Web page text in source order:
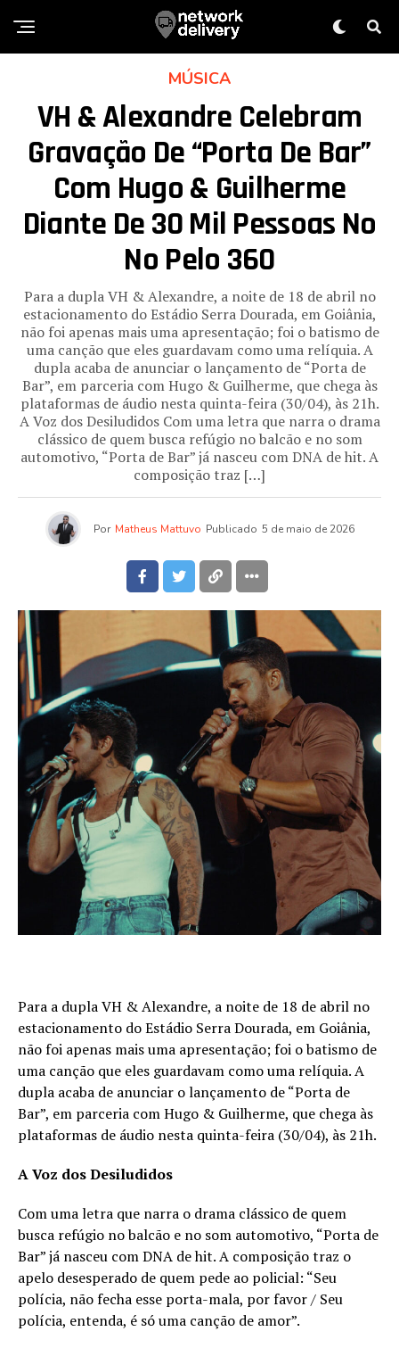
MÚSICA
VH & Alexandre Celebram
Gravação De “Porta De Bar”
Com Hugo & Guilherme
Diante De 30 Mil Pessoas No
No Pelo 360
Para a dupla VH & Alexandre, a noite de 18 de abril no
estacionamento do Estádio Serra Dourada, em Goiânia,
não foi apenas mais uma apresentação; foi o batismo de
uma canção que eles guardavam como uma relíquia. A
dupla acaba de anunciar o lançamento de “Porta de
Bar”, em parceria com Hugo & Guilherme, que chega às
plataformas de áudio nesta quinta-feira (30/04), às 21h.
A Voz dos Desiludidos Com uma letra que narra o drama
clássico de quem busca refúgio no balcão e no som
automotivo, “Porta de Bar” já nasceu com DNA de hit. A
composição traz […]
Por Matheus Mattuvo Publicado 5 de maio de 2026
Para a dupla VH & Alexandre, a noite de 18 de abril no
estacionamento do Estádio Serra Dourada, em Goiânia,
não foi apenas mais uma apresentação; foi o batismo de
uma canção que eles guardavam como uma relíquia. A
dupla acaba de anunciar o lançamento de “Porta de
Bar”, em parceria com Hugo & Guilherme, que chega às
plataformas de áudio nesta quinta-feira (30/04), às 21h.
A Voz dos Desiludidos
Com uma letra que narra o drama clássico de quem
busca refúgio no balcão e no som automotivo, “Porta de
Bar” já nasceu com DNA de hit. A composição traz o
apelo desesperado de quem pede ao policial: “Seu
polícia, não fecha esse porta-mala, por favor / Seu
polícia, entenda, é só uma canção de amor”.